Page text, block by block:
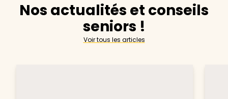
Nos actualités et conseils
seniors !
Voir tous les articles